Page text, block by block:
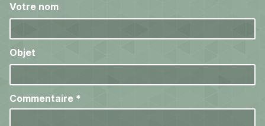
Votre nom
Objet
Commentaire *